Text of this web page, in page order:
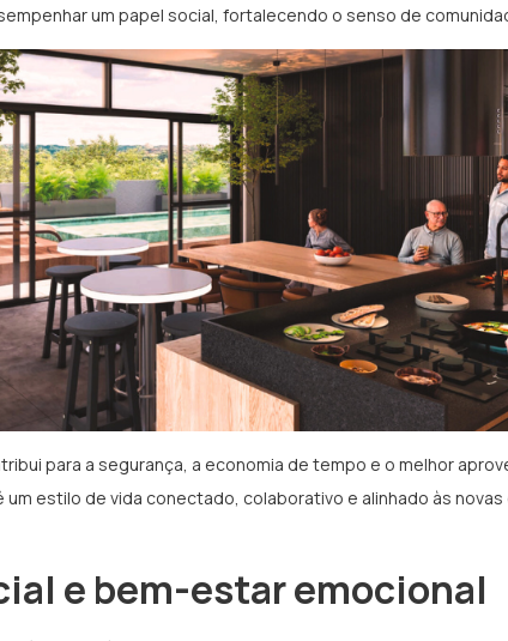
um papel social, fortalecendo o senso de
para a segurança, a economia de tempo e o melhor
um estilo de vida conectado, colaborativo e alinhado às novas
e bem-estar emocional